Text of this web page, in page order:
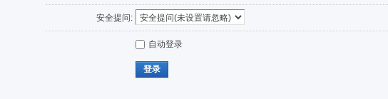
安全提问:
自动登录
登录